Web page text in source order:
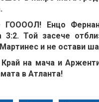
Енцо
3:2. Той засече
и не остави
на мача и
в Атланта!